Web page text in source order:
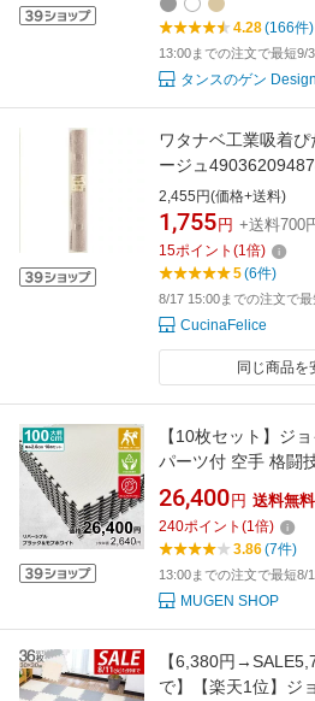
4.28(166件)
13:00までの注文で最短9/
タンスのゲン
ワタナベ工業吸着
ージュ
の日 ギフト プレゼ
2,455円(価格+送料)
1,755 円 +送料700
15ポイント (1倍)
5(6件)
8/17 15:00までの注文で
CucinaFelice
同じ商品を
【10枚セット】ジ
パーツ付 空手 格闘
2cm 衝撃吸収 防音
トレーニング 合気
フロアマット ハー
ズルマット クッシ
26,400 円 送料無料
240ポイント (1倍)
3.86(7件)
13:00までの注文で最短8/
MUGEN SHOP
【6,380円
で】【楽天1位】ジ